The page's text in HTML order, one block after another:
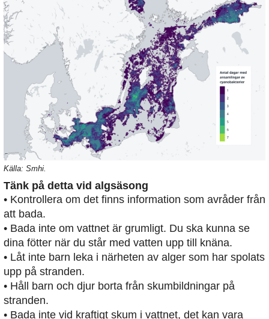
Källa: Smhi.
Tänk på detta vid algsäsong
• Kontrollera om det finns information som avråder från
att bada.
• Bada inte om vattnet är grumligt. Du ska kunna se
dina fötter när du står med vatten upp till knäna.
• Låt inte barn leka i närheten av alger som har spolats
upp på stranden.
• Håll barn och djur borta från skumbildningar på
stranden.
• Bada inte vid kraftigt skum i vattnet, det kan vara